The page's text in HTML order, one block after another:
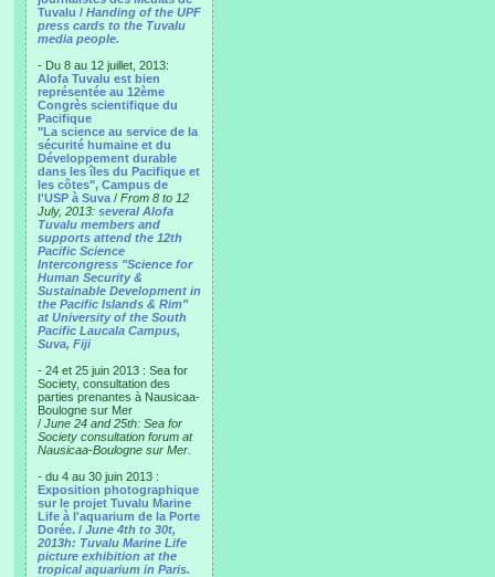
Tuvalu / Handing of the UPF
press cards to the Tuvalu
media people.
- Du 8 au 12 juillet, 2013:
Alofa Tuvalu est bien
représentée au 12ème
Congrès scientifique du
Pacifique
"La science au service de la
sécurité humaine et du
Développement durable
dans les îles du Pacifique et
les côtes", Campus de
l'USP à Suva / From 8 to 12
July, 2013: several Alofa
Tuvalu members and
supports attend the 12th
Pacific Science
Intercongress "Science for
Human Security &
Sustainable Development in
the Pacific Islands & Rim"
at University of the South
Pacific Laucala Campus,
Suva, Fiji
- 24 et 25 juin 2013 : Sea for
Society, consultation des
parties prenantes à Nausicaa-
Boulogne sur Mer
/ June 24 and 25th: Sea for
Society consultation forum at
Nausicaa-Boulogne sur Mer.
- du 4 au 30 juin 2013 :
Exposition photographique
sur le projet Tuvalu Marine
Life à l'aquarium de la Porte
Dorée. / June 4th to 30t,
2013h: Tuvalu Marine Life
picture exhibition at the
tropical aquarium in Paris.